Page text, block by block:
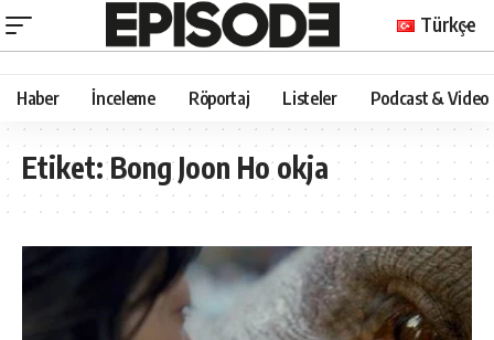
Türkçe
Haber İnceleme Röportaj Listeler Podcast & Video
Etiket:Bong Joon Ho okja